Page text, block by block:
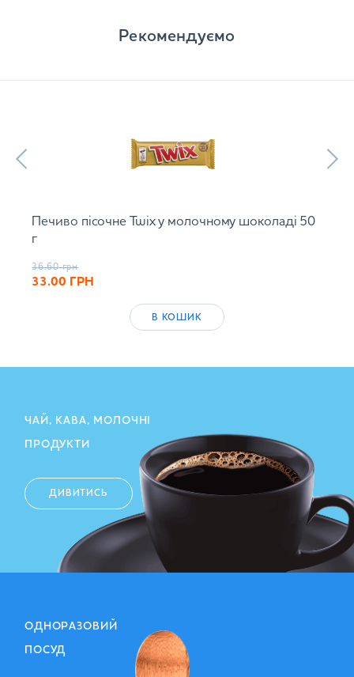
Рекомендуємо
Печиво пісочне Twix у молочному шоколаді 50
г
36.60 грн
33.00 ГРН
В КОШИК
ЧАЙ, КАВА, МОЛОЧНІ
ПРОДУКТИ
ДИВИТИСЬ
ОДНОРАЗОВИЙ
ПОСУД